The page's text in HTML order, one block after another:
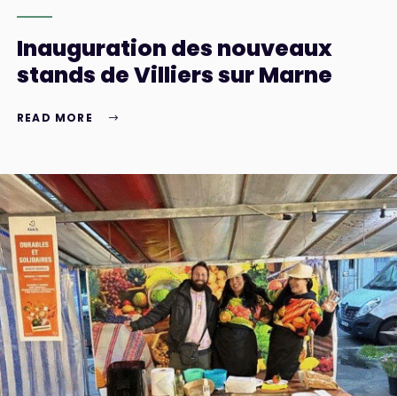
Inauguration des nouveaux
stands de Villiers sur Marne
READ MORE